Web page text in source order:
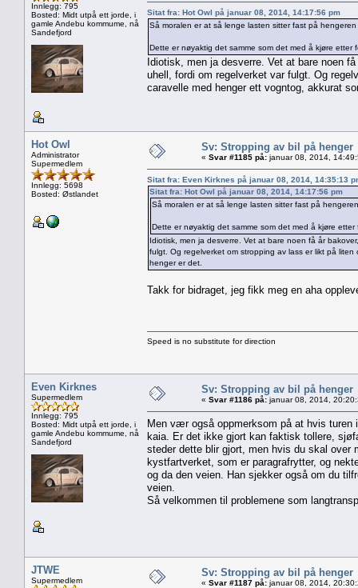
Innlegg: 795
Bosted: Midt utpå ett jorde, i
gamle Andebu kommume, nå
Sandefjord
Sitat fra: Hot Owl på januar 08, 2014, 14:17:56 pm
Så moralen er at så lenge lasten sitter fast på
Dette er nøyaktig det samme som det med å kjøre
Idiotisk, men ja desverre. Vet at bare noen
uhell, fordi om regelverket var fulgt. Og
caravelle med henger ett vogntog, akkurat
Hot Owl
Administrator
Supermedlem
Innlegg: 5698
Bosted: Østlandet
Sv: Stropping av bil på henger
« Svar #1185 på: januar 08, 2014,
Sitat fra: Even Kirknes på januar 08, 2014, 14:35:13
Sitat fra: Hot Owl på januar 08, 2014, 14:17:56 pm
Så moralen er at så lenge lasten sitter fast på
Dette er nøyaktig det samme som det med å kjøre
Idiotisk, men ja desverre. Vet at bare noen få år
fulgt. Og regelverket om stropping av lass er likt på
henger er det.
Takk for bidraget, jeg fikk meg en aha
Speed is no substitute for direction
Even Kirknes
Supermedlem
Innlegg: 795
Bosted: Midt utpå ett jorde, i
gamle Andebu kommume, nå
Sandefjord
Sv: Stropping av bil på henger
« Svar #1186 på: januar 08, 2014,
Men vær også oppmerksom på at hvis turen
kaia. Er det ikke gjort kan faktisk tollere,
steder dette blir gjort, men hvis du skal
kystfartverket, som er paragrafrytter, og
og da den veien. Han sjekker også om du
veien.
Så velkommen til problemene som
JTWE
Supermedlem
Sv: Stropping av bil på henger
« Svar #1187 på: januar 08, 2014,